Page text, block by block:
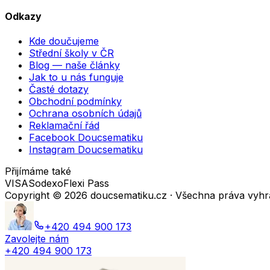
Odkazy
Kde doučujeme
Střední školy v ČR
Blog — naše články
Jak to u nás funguje
Časté dotazy
Obchodní podmínky
Ochrana osobních údajů
Reklamační řád
Facebook Doucsematiku
Instagram Doucsematiku
Přijímáme také
VISASodexoFlexi Pass
Copyright © 2026 doucsematiku.cz · Všechna práva
+420 494 900 173
Zavolejte nám
+420 494 900 173